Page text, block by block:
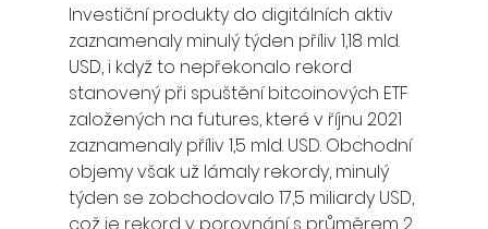
Investiční produkty do digitálních aktiv
zaznamenaly minulý týden příliv 1,18 mld.
USD, i když to nepřekonalo rekord
stanovený při spuštění bitcoinových ETF
založených na futures, které v říjnu 2021
zaznamenaly příliv 1,5 mld. USD. Obchodní
objemy však už lámaly rekordy, minulý
týden se zobchodovalo 17,5 miliardy USD,
což je rekord v porovnání s průměrem 2